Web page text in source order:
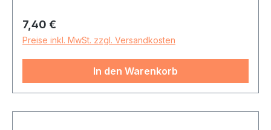
Regulärer Preis:
7,40 €
Preise inkl. MwSt. zzgl. Versandkosten
In den Warenkorb